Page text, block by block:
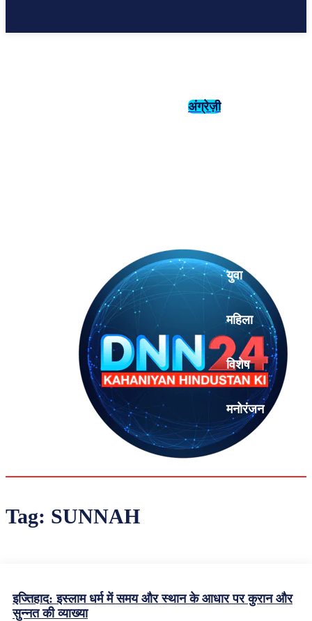
अंग्रेज़ी
युवा
महिला
विशेष
मनोरंजन
Tag: SUNNAH
इज्तिहाद: इस्लाम धर्म में समय और स्थान के आधार पर कुरान और
सुन्नत की व्याख्या